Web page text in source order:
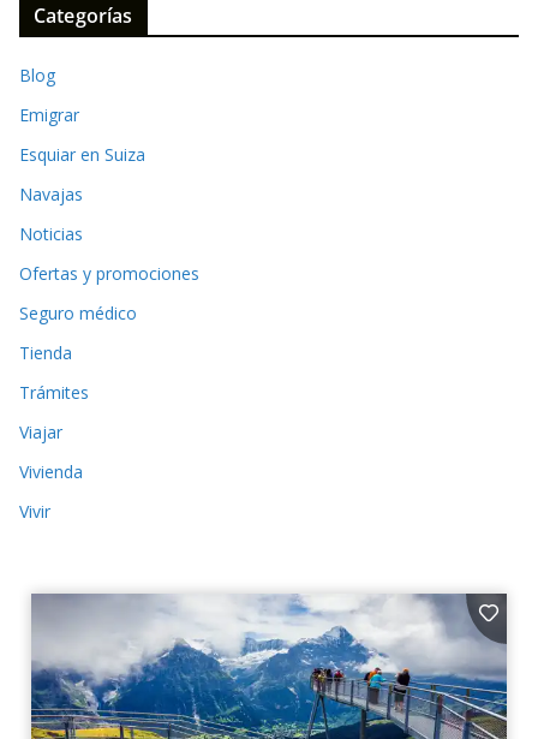
Categorías
Blog
Emigrar
Esquiar en Suiza
Navajas
Noticias
Ofertas y promociones
Seguro médico
Tienda
Trámites
Viajar
Vivienda
Vivir